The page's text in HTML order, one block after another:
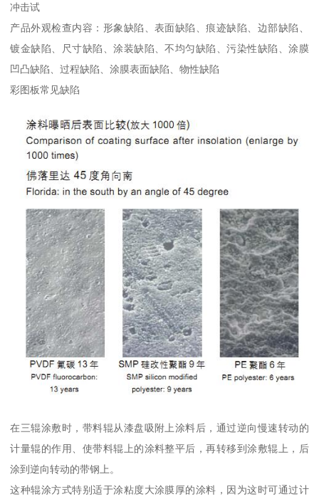
冲击试
产品外观检查内容：形象缺陷、表面缺陷、痕迹缺陷、边部缺陷、
镀金缺陷、尺寸缺陷、涂装缺陷、不均匀缺陷、污染性缺陷、涂膜
凹凸缺陷、过程缺陷、涂膜表面缺陷、物性缺陷
彩图板常见缺陷
在三辊涂敷时，带料辊从漆盘吸附上涂料后，通过逆向慢速转动的
计量辊的作用、使带料辊上的涂料整平后，再转移到涂敷辊上，后
涂到逆向转动的带钢上。
这种辊涂方式特别适于涂粘度大涂膜厚的涂料，因为这时可通过计